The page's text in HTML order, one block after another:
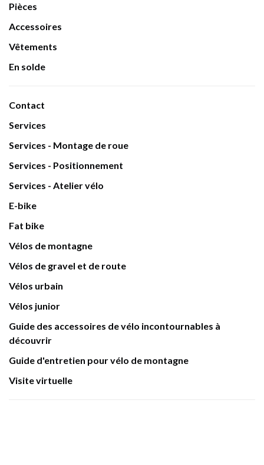
Pièces
Accessoires
Vêtements
En solde
Contact
Services
Services - Montage de roue
Services - Positionnement
Services - Atelier vélo
E-bike
Fat bike
Vélos de montagne
Vélos de gravel et de route
Vélos urbain
Vélos junior
Guide des accessoires de vélo incontournables à
découvrir
Guide d'entretien pour vélo de montagne
Visite virtuelle